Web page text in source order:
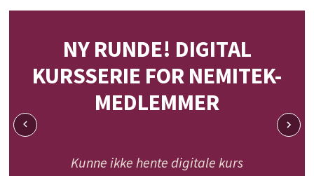
NY RUNDE! DIGITAL
KURSSERIE FOR NEMITEK-
MEDLEMMER
Kunne ikke hente digitale kurs